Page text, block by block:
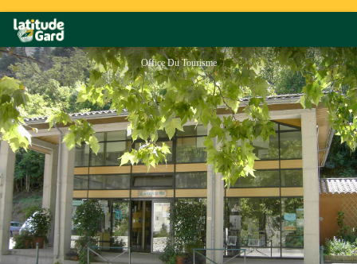
Rando Gard
Office Du Tourisme